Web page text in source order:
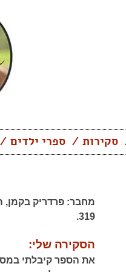
סקירות ספרי ילדים
מחבר: פרדריק בקמן,
319.
הסקירה שלי:
את הספר קיבלתי